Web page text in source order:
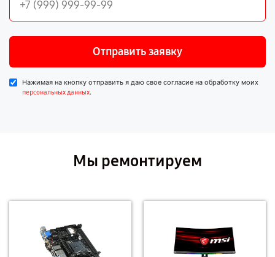
Отправить заявку
Нажимая на кнопку отправить я даю свое согласие на обработку моих
персональных данных.
Мы ремонтируем